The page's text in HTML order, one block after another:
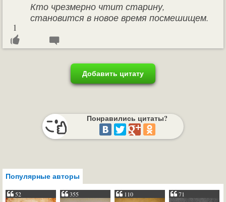
Кто чрезмерно чтит старину,
становится в новое время посмешищем.
1
Добавить цитату
Понравились цитаты?
Популярные авторы
52 355 110 71